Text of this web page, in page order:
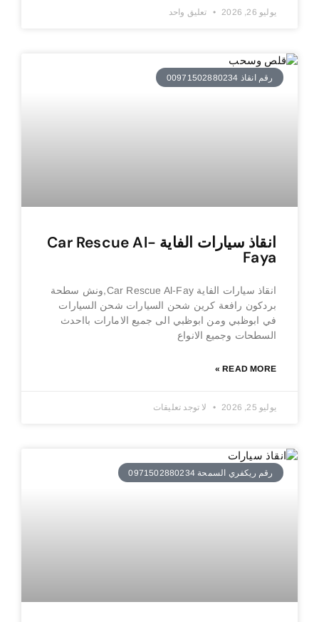
يوليو 26, 2026 تعليق واحد
رقم انقاذ 00971502880234
انقاذ سيارات الفاية Car Rescue Al-
Faya
انقاذ سيارات الفاية Car Rescue Al-Fay,ونش سطحة
بردكون رافعة كرين شحن السيارات شحن السيارات
في ابوظبي ومن ابوظبي الى جميع الامارات بااحدث
السطحات وجميع الانواع
READ MORE »
يوليو 25, 2026 لا توجد تعليقات
رقم ريكفري السمحة 0971502880234